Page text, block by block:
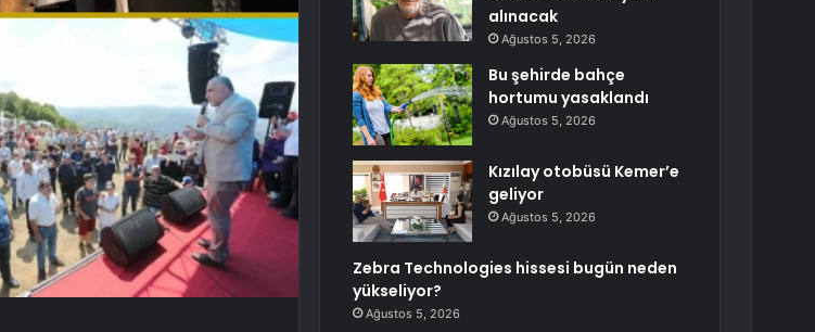
alınacak
Ağustos 5, 2026
Bu şehirde bahçe
hortumu yasaklandı
Ağustos 5, 2026
Kızılay otobüsü Kemer’e
geliyor
Ağustos 5, 2026
Zebra Technologies hissesi bugün neden
yükseliyor?
Ağustos 5, 2026